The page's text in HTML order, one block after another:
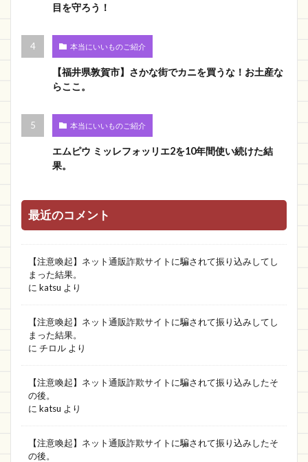
目を守ろう！
本当にいいものご紹介
【福井県敦賀市】さかな街でカニを買うな！お土産な
らここ。
本当にいいものご紹介
エムピウ ミッレフォッリエ2を10年間使い続けた結
果。
最近のコメント
【注意喚起】ネット通販詐欺サイトに騙されて振り込みしてし
まった結果。
に katsu より
【注意喚起】ネット通販詐欺サイトに騙されて振り込みしてし
まった結果。
に チロル より
【注意喚起】ネット通販詐欺サイトに騙されて振り込みしたそ
の後。
に katsu より
【注意喚起】ネット通販詐欺サイトに騙されて振り込みしたそ
の後。